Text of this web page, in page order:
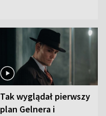
Tak wyglądał pierwszy
plan Gelnera i